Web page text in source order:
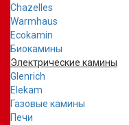
Chazelles
Warmhaus
Ecokamin
Биокамины
Электрические камины
Glenrich
Elekam
Газовые камины
Печи